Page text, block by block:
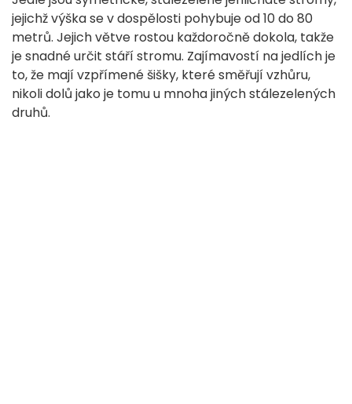
jejichž výška se v dospělosti pohybuje od 10 do 80
metrů. Jejich větve rostou každoročně dokola, takže
je snadné určit stáří stromu. Zajímavostí na jedlích je
to, že mají vzpřímené šišky, které směřují vzhůru,
nikoli dolů jako je tomu u mnoha jiných stálezelených
druhů.